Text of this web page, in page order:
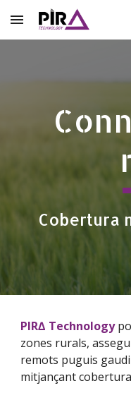
Skip to main content
Cobertura
PIR∆ Technology
zones rurals,
remots puguis
mitjançant